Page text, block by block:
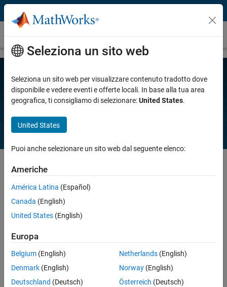
Vai al contenuto
Soluzioni
Scopri l'ampia gamma di funzionalità dei
nostri prodotti e trova la soluzione più adatta
alla tua applicazione o al tuo settore.
Applicazioni
Intelligenza artificiale (IA)
autonoma
Sistemi di batterie
Seleziona un sito web
Seleziona un sito web per visualizzare contenuto tradotto dove
disponibile e vedere eventi e offerte locali. In base alla tua area
geografica, ti consigliamo di selezionare:United States.
United States
Puoi anche selezionare un sito web dal seguente elenco:
Americhe
América Latina (Español)
Canada (English)
United States (English)
Europa
Belgium (English)
Denmark (English)
Deutschland (Deutsch)
Netherlands(English)
Norway(English)
Österreich (Deutsch)